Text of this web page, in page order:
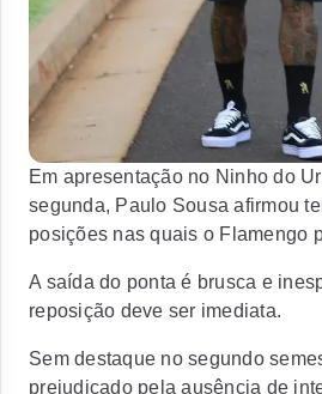
Em apresentação no Ninho do
segunda, Paulo Sousa afirmou
posições nas quais o Flamengo
A saída do ponta é brusca e
reposição deve ser imediata.
Sem destaque no segundo
prejudicado pela ausência de